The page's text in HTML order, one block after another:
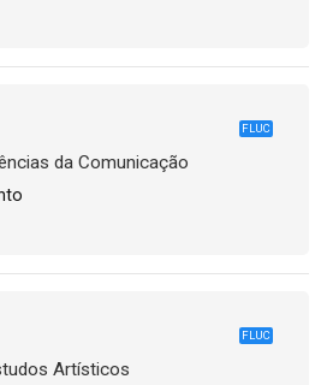
FLUC
da Comunicação
FLUC
Artísticos